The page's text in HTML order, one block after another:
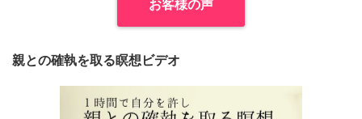
お客様の声
親との確執を取る瞑想ビデオ